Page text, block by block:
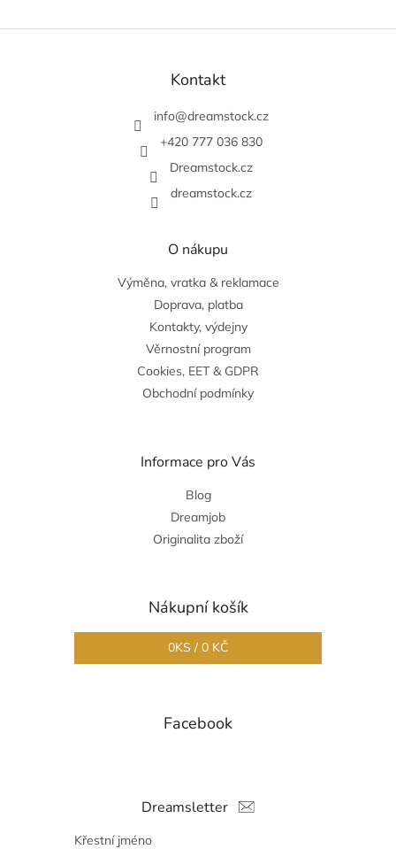
Z
Kontakt
info@dreamstock.cz
+420 777 036 830
Dreamstock.cz
dreamstock.cz
O nákupu
Výměna, vratka & reklamace
Doprava, platba
Kontakty, výdejny
Věrnostní program
Cookies, EET & GDPR
Obchodní podmínky
Informace pro Vás
Blog
Dreamjob
Originalita zboží
Nákupní košík
0KS / 0 KČ
Facebook
Dreamsletter
Křestní jméno